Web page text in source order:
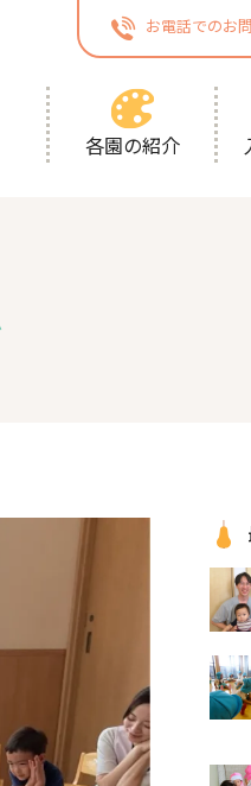
お電話でのお
各園の紹介